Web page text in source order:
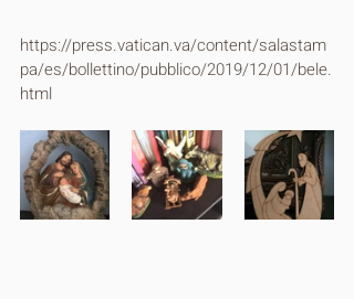
https://press.vatican.va/content/salastam
pa/es/bollettino/pubblico/2019/12/01/bele.
html